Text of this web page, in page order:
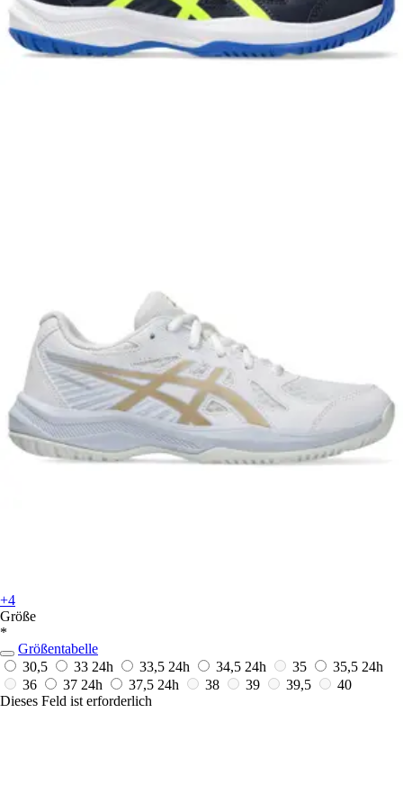
+4
Größe
*
Größentabelle
30,5
33 24h 33,5 24h 34,5 24h 35 35,5 24h
36
37 24h 37,5 24h 38 39 39,5
40
Dieses Feld ist erforderlich